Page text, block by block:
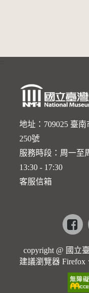
地址：709025 臺
250號
服務時段：周一至
13:30 - 17:30
客服信箱
copyright @ 國立
建議瀏覽器 Firefox